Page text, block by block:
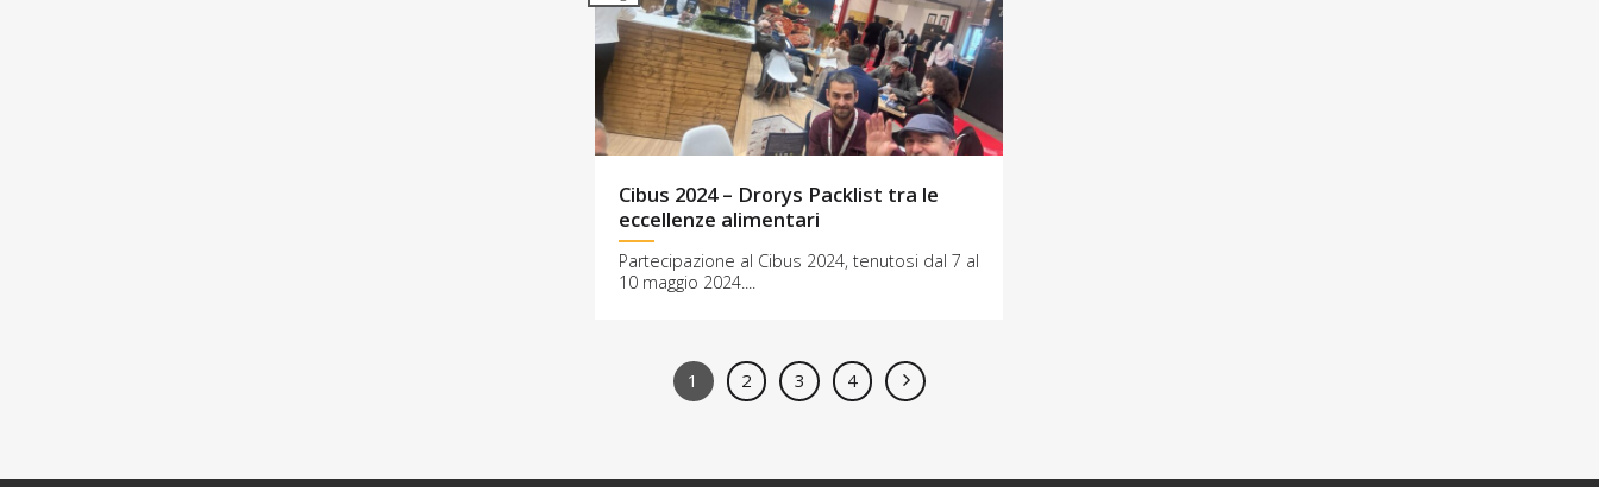
Cibus 2024 – Drorys Packlist tra le
eccellenze alimentari
Partecipazione al Cibus 2024, tenutosi dal 7 al
10 maggio 2024.​...
1 2 3 4